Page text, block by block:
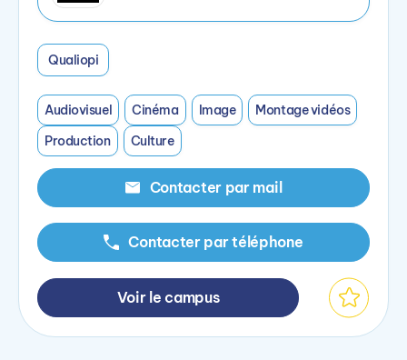
Qualiopi
Audiovisuel Cinéma Image
Montage vidéos
Production
Culture
Contacter par mail
Contacter par téléphone
Voir le campus